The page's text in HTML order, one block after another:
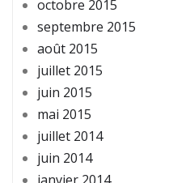
octobre 2015
septembre 2015
août 2015
juillet 2015
juin 2015
mai 2015
juillet 2014
juin 2014